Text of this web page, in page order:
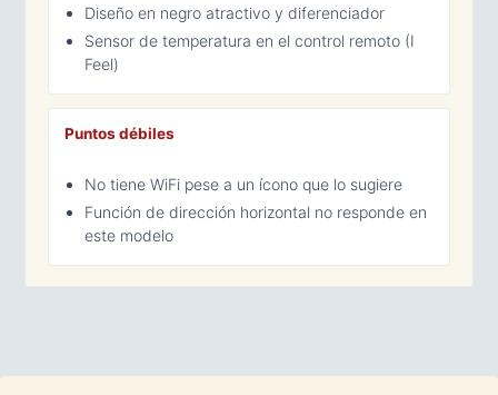
Diseño en negro atractivo y diferenciador
Sensor de temperatura en el control remoto (I
Feel)
Puntos débiles
No tiene WiFi pese a un ícono que lo sugiere
Función de dirección horizontal no responde en
este modelo